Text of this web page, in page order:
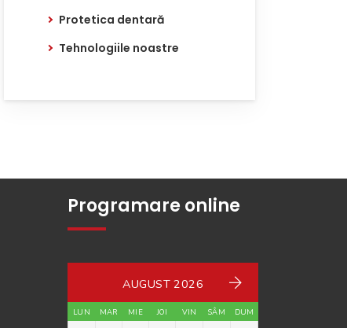
Protetica dentară
Tehnologiile noastre
Programare online
AUGUST 2026
LUN MAR MIE JOI VIN SÂM DUM